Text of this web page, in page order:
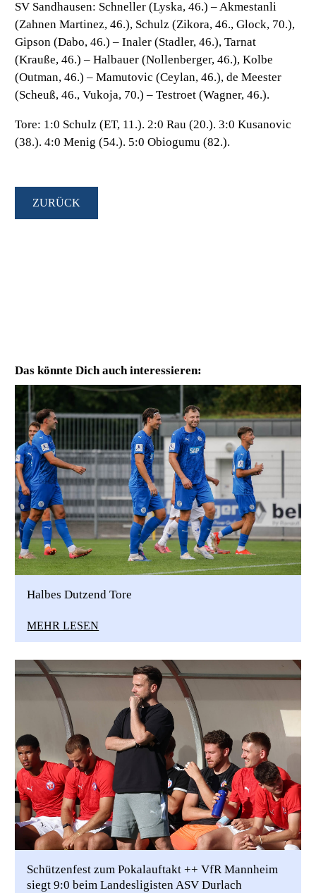
SV Sandhausen: Schneller (Lyska, 46.) – Akmestanli
(Zahnen Martinez, 46.), Schulz (Zikora, 46., Glock, 70.),
Gipson (Dabo, 46.) – Inaler (Stadler, 46.), Tarnat
(Krauße, 46.) – Halbauer (Nollenberger, 46.), Kolbe
(Outman, 46.) – Mamutovic (Ceylan, 46.), de Meester
(Scheuß, 46., Vukoja, 70.) – Testroet (Wagner, 46.).
Tore: 1:0 Schulz (ET, 11.). 2:0 Rau (20.). 3:0 Kusanovic
(38.). 4:0 Menig (54.). 5:0 Obiogumu (82.).
ZURÜCK
Das könnte Dich auch interessieren:
Halbes Dutzend Tore
MEHR LESEN
Schützenfest zum Pokalauftakt ++ VfR Mannheim
siegt 9:0 beim Landesligisten ASV Durlach